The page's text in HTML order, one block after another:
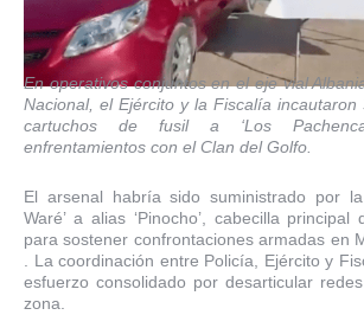
En operativos conjuntos en el eje vial
Nacional, el Ejército y la Fiscalía
cartuchos de fusil a ‘Los
enfrentamientos con el Clan del Golfo.
El arsenal habría sido suministrado por la
Waré’ a alias ‘Pinocho’, cabecilla principal
para sostener confrontaciones armadas en
. La coordinación entre Policía, Ejército y
esfuerzo consolidado por desarticular
zona.